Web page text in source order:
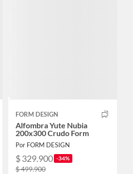
FORM DESIGN
Alfombra Yute Nubia
200x300 Crudo Form
Por FORM DESIGN
$ 329.900 -34%
$ 499.900